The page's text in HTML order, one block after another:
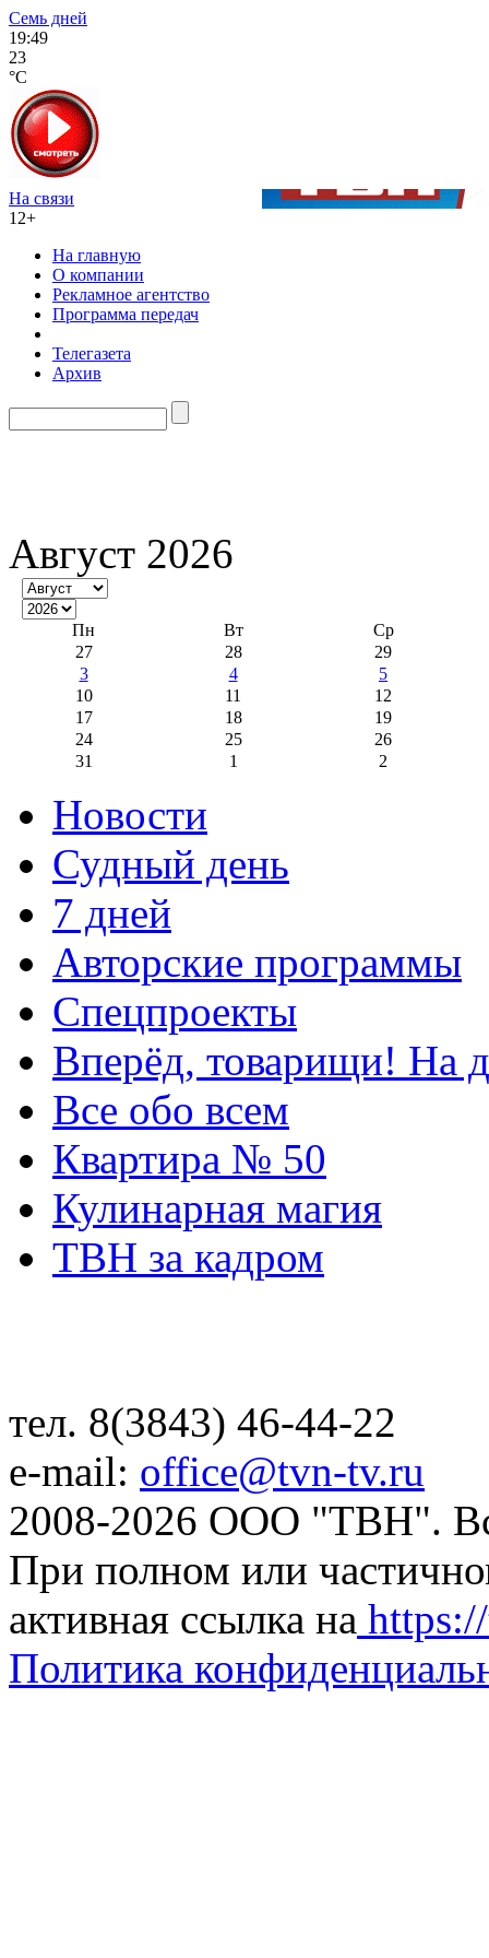
Семь дней
19:49
23
°C
На связи
12+
На главную
О компании
Рекламное агентство
Программа передач
Телегазета
Архив
Август 2026
Пн Вт
Ср
27
28
29
3
4
5
10
11
12
17
18
19
24
25
26
31
1 2
Новости
Судный день
7 дней
Авторские программы
Спецпроекты
Вперёд, товарищи! На
Все обо всем
Квартира № 50
Кулинарная магия
ТВН за кадром
тел. 8(3843) 46-44-22
e-mail: office@tvn-tv.ru
2008-2026 ООО "ТВН".
При полном или
активная ссылка на
Политика